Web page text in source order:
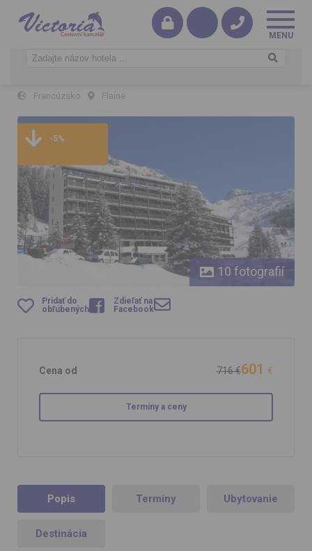
Francúzsko Flaine
Flaine – Les Terrasses de Veret
-5%
10 fotografií
Pridať do
obľúbených
Zdieľať na
Facebook
Cena od 716 €601 €
Termíny a ceny
Popis Termíny Ubytovanie
Destinácia